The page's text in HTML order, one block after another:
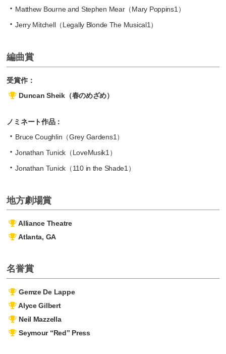
Matthew Bourne and Stephen Mear（Mary Poppins1）
Jerry Mitchell（Legally Blonde The Musical1）
編曲賞
受賞作：
Duncan Sheik（春のめざめ）
ノミネート作品：
Bruce Coughlin（Grey Gardens1）
Jonathan Tunick（LoveMusik1）
Jonathan Tunick（110 in the Shade1）
地方劇場賞
Alliance Theatre
Atlanta, GA
名誉賞
Gemze De Lappe
Alyce Gilbert
Neil Mazzella
Seymour “Red” Press